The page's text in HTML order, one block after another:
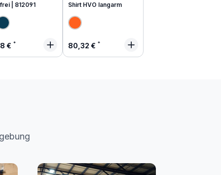
| 812091
Preis:
€
Shirt HVO langarm
Regulärer Preis:
80,32 €